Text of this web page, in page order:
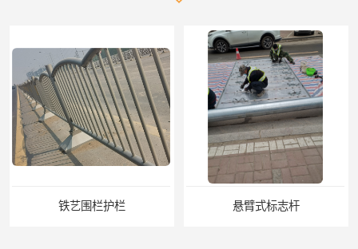
铁艺围栏护栏 悬臂式标志杆